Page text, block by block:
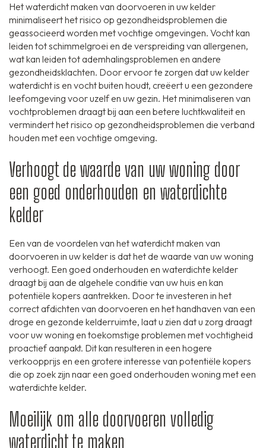
Het waterdicht maken van doorvoeren in uw kelder
minimaliseert het risico op gezondheidsproblemen die
geassocieerd worden met vochtige omgevingen. Vocht kan
leiden tot schimmelgroei en de verspreiding van allergenen,
wat kan leiden tot ademhalingsproblemen en andere
gezondheidsklachten. Door ervoor te zorgen dat uw kelder
waterdicht is en vocht buiten houdt, creëert u een gezondere
leefomgeving voor uzelf en uw gezin. Het minimaliseren van
vochtproblemen draagt bij aan een betere luchtkwaliteit en
vermindert het risico op gezondheidsproblemen die verband
houden met een vochtige omgeving.
Verhoogt de waarde van uw woning door
een goed onderhouden en waterdichte
kelder
Een van de voordelen van het waterdicht maken van
doorvoeren in uw kelder is dat het de waarde van uw woning
verhoogt. Een goed onderhouden en waterdichte kelder
draagt bij aan de algehele conditie van uw huis en kan
potentiële kopers aantrekken. Door te investeren in het
correct afdichten van doorvoeren en het handhaven van een
droge en gezonde kelderruimte, laat u zien dat u zorg draagt
voor uw woning en toekomstige problemen met vochtigheid
proactief aanpakt. Dit kan resulteren in een hogere
verkoopprijs en een grotere interesse van potentiële kopers
die op zoek zijn naar een goed onderhouden woning met een
waterdichte kelder.
Moeilijk om alle doorvoeren volledig
waterdicht te maken